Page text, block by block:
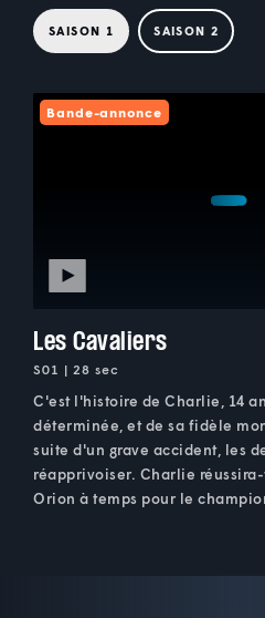
SAISON 1 SAISON 2
Bande-annonce
Les Cavaliers
S01 | 28 sec
C'est l'histoire de Charlie, 14
déterminée, et de sa fidèle
suite d'un grave accident, les
réapprivoiser. Charlie
Orion à temps pour le